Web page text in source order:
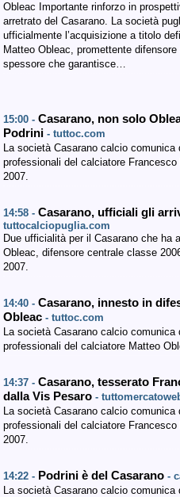
Obleac Importante rinforzo in
arretrato del Casarano. La società
ufficialmente l’acquisizione a titolo
Matteo Obleac, promettente
spessore che garantisce…
15:00 - Casarano, non solo
Podrini - tuttoc.com
La società Casarano calcio
professionali del calciatore
2007.
14:58 - Casarano, ufficiali gli
tuttocalciopuglia.com
Due ufficialità per il Casarano che ha
Obleac, difensore centrale classe
2007.
14:40 - Casarano, innesto in
Obleac - tuttoc.com
La società Casarano calcio
professionali del calciatore Matteo
14:37 - Casarano, tesserato
dalla Vis Pesaro -
La società Casarano calcio
professionali del calciatore
2007.
14:22 - Podrini è del Casarano -
La società Casarano calcio